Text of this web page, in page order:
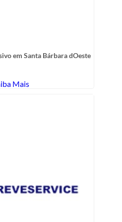
em Santa Bárbara dOeste
Mais